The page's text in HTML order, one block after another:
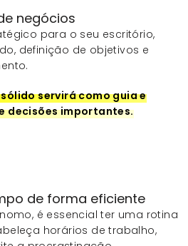
negócios
para o seu escritório,
definição de objetivos e
servirá como guia e
decisões importantes.
de forma eficiente
é essencial ter uma rotina
horários de trabalho,